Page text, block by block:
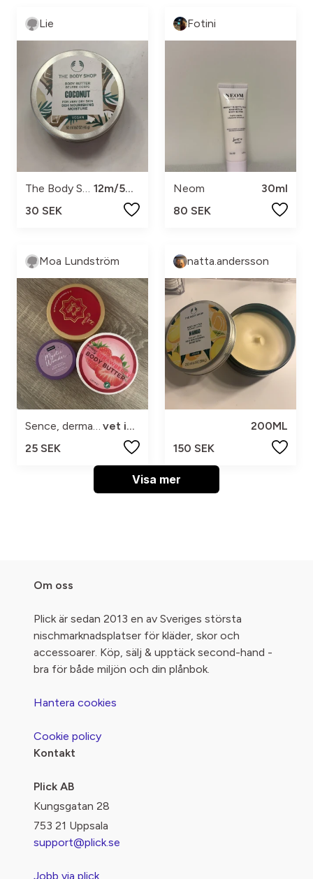
Lie
The Body Shop
12m/50ml
30 SEK
Fotini
Neom
30ml
80 SEK
Moa Lundström
Sence, dermaVIO
vet inte
25 SEK
natta.andersson
200ML
150 SEK
Visa mer
Om oss
Plick är sedan 2013 en av Sveriges största
nischmarknadsplatser för kläder, skor och
accessoarer. Köp, sälj & upptäck second-hand -
bra för både miljön och din plånbok.
Hantera cookies
Cookie policy
Kontakt
Plick AB
Kungsgatan 28
753 21 Uppsala
support@plick.se
Jobb via plick